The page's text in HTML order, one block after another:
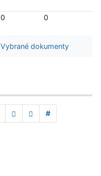
0 0
Vybrané dokumenty
#